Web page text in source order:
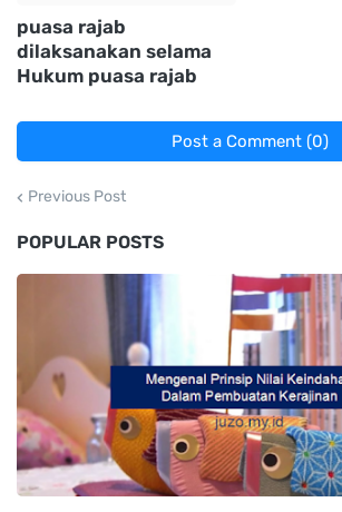
puasa rajab
dilaksanakan selama
Hukum puasa rajab
Post a Comment (0)
Previous Post
POPULAR POSTS